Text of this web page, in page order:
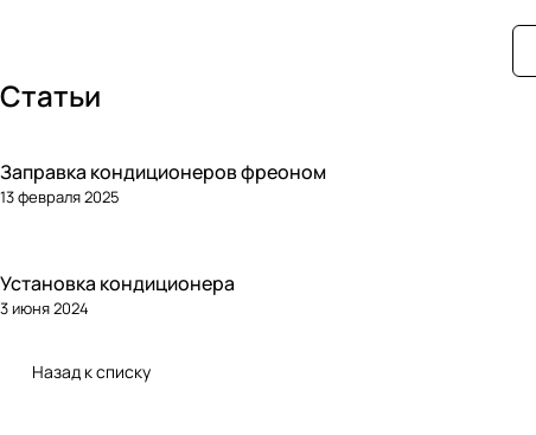
Статьи
Заправка кондиционеров фреоном
13 февраля 2025
Установка кондиционера
3 июня 2024
Назад к списку